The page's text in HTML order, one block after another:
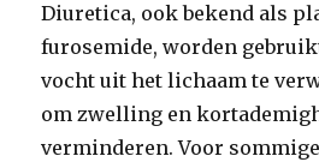
Diuretica, ook bekend als
furosemide, worden
vocht uit het lichaam te
om zwelling en
verminderen. Voor